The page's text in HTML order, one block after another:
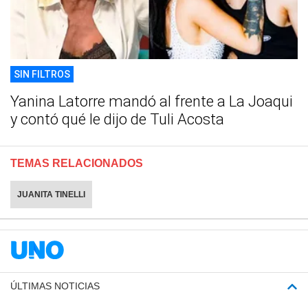
SIN FILTROS
Yanina Latorre mandó al frente a La Joaqui
y contó qué le dijo de Tuli Acosta
TEMAS RELACIONADOS
JUANITA TINELLI
ÚLTIMAS NOTICIAS